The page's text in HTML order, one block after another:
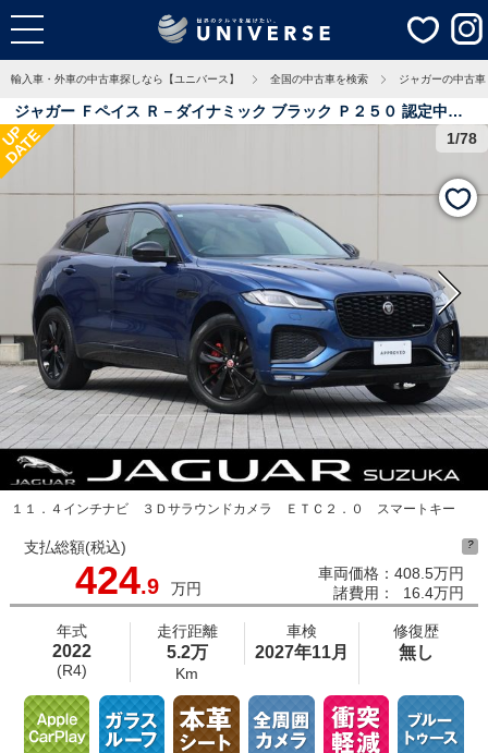
輸入車・外車の中古車探しなら【ユニバース】 全国の中古車を検索 ジャガーの中古車
ジャガー Ｆペイス Ｒ－ダイナミック ブラック Ｐ２５０ 認定中古
車 パノラミックルーフ アダプティブクルーズ ３Ｄサラウンドカメ
ラ パワーテールゲート 純正２０インチアルミ レッドブレーキキャ
リパー メモリー付パワーシート 5.2万Km 三重県
DATE
１１．４インチナビ ３Ｄサラウンドカメラ ＥＴＣ２．０ スマートキー
1/78
支払総額(税込)
424.9 万円
車両価格：
諸費用：
408.5万円
16.4万円
?
年式
2022
(R4)
走行距離
5.2万
Km
車検
2027年11月
修復歴
無し